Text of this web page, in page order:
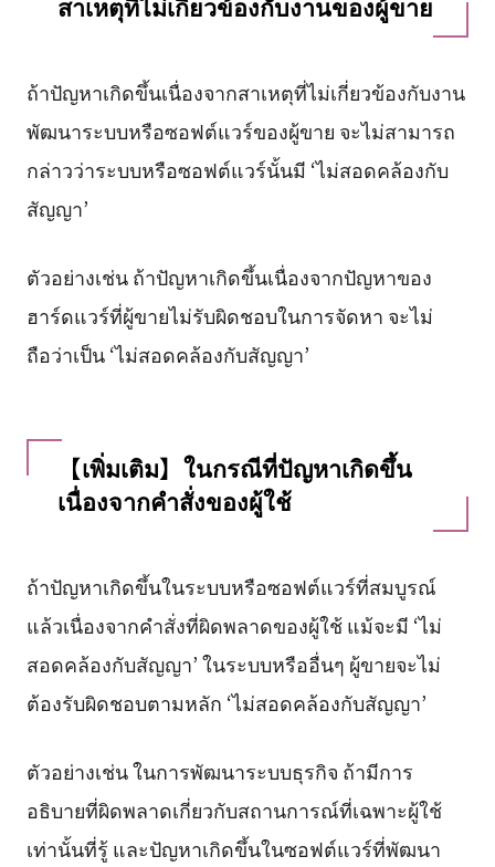
ถ้าปัญหาเกิดขึ้นเนื่องจากสาเหตุที่ไม่เกี่ยวข้องกับงาน
พัฒนาระบบหรือซอฟต์แวร์ของผู้ขาย จะไม่สามารถ
กล่าวว่าระบบหรือซอฟต์แวร์นั้นมี ‘ไม่สอดคล้องกับ
สัญญา’
ตัวอย่างเช่น ถ้าปัญหาเกิดขึ้นเนื่องจากปัญหาของ
ฮาร์ดแวร์ที่ผู้ขายไม่รับผิดชอบในการจัดหา จะไม่
ถือว่าเป็น ‘ไม่สอดคล้องกับสัญญา’
【เพิ่มเติม】ในกรณีที่ปัญหาเกิดขึ้น
เนื่องจากคำสั่งของผู้ใช้
ถ้าปัญหาเกิดขึ้นในระบบหรือซอฟต์แวร์ที่สมบูรณ์
แล้วเนื่องจากคำสั่งที่ผิดพลาดของผู้ใช้ แม้จะมี ‘ไม่
สอดคล้องกับสัญญา’ ในระบบหรืออื่นๆ ผู้ขายจะไม่
ต้องรับผิดชอบตามหลัก ‘ไม่สอดคล้องกับสัญญา’
ตัวอย่างเช่น ในการพัฒนาระบบธุรกิจ ถ้ามีการ
อธิบายที่ผิดพลาดเกี่ยวกับสถานการณ์ที่เฉพาะผู้ใช้
เท่านั้นที่รู้ และปัญหาเกิดขึ้นในซอฟต์แวร์ที่พัฒนา